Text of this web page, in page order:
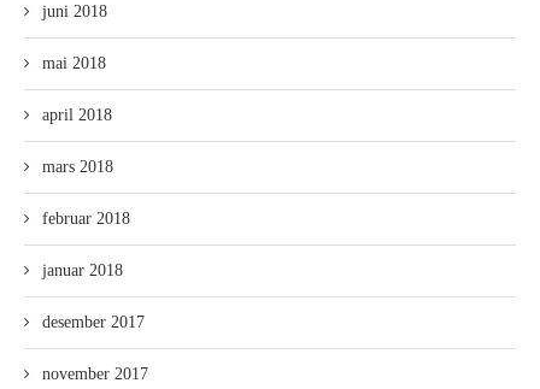
juni 2018
mai 2018
april 2018
mars 2018
februar 2018
januar 2018
desember 2017
november 2017